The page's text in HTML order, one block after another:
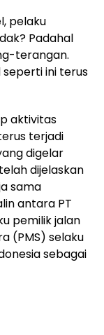
pelaku
Padahal
terangan.
ini terus
aktivitas
terjadi
digelar
dijelaskan
sama
antara PT
pemilik jalan
(PMS) selaku
sebagai